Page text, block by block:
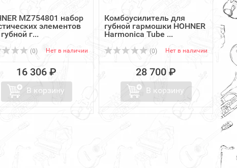
MZ754801 набор
элементов
г...
(0) Нет в наличии
16 306 ₽
В корзину
Комбоусилитель для
губной гармошки HOHNER
Harmonica Tube ...
(0) Нет в наличии
28 700 ₽
В корзину